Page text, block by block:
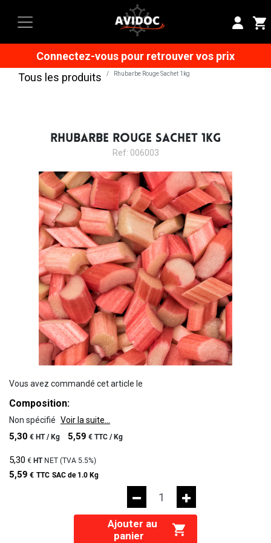
Connectez-vous pour retrouver vos prix
Tous les produits
Rhubarbe Rouge Sachet 1kg
RHUBARBE ROUGE SACHET 1KG
Ref: 006003
Vous avez commandé cet article le
Composition:
Non spécifié Voir la suite...
5,30 € HT / Kg 5,59 € TTC / Kg
5,30 € HTNET (TVA 5.5%)
5,59 € TTC SAC de 1.0 Kg
Ajouter au
panier